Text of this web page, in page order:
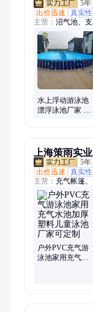
5年
出价迅速
真实
主营： 沼气池、
袋、帆布养鱼池
池
水上浮动游泳池
漂浮泳池厂家 富
上海策雨实
5年
出价迅速
真实
主营： 充气帐篷
帐篷、消防救生
充气帐篷、军事
标、PC星空房
户外PVC充气游
泳池家用充气水